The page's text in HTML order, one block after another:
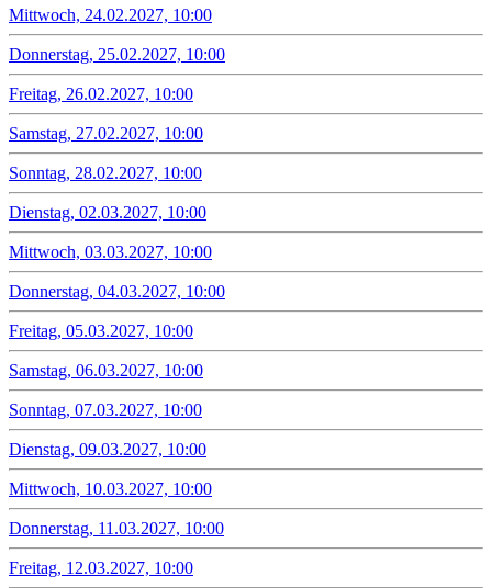
Mittwoch, 24.02.2027, 10:00
Donnerstag, 25.02.2027, 10:00
Freitag, 26.02.2027, 10:00
Samstag, 27.02.2027, 10:00
Sonntag, 28.02.2027, 10:00
Dienstag, 02.03.2027, 10:00
Mittwoch, 03.03.2027, 10:00
Donnerstag, 04.03.2027, 10:00
Freitag, 05.03.2027, 10:00
Samstag, 06.03.2027, 10:00
Sonntag, 07.03.2027, 10:00
Dienstag, 09.03.2027, 10:00
Mittwoch, 10.03.2027, 10:00
Donnerstag, 11.03.2027, 10:00
Freitag, 12.03.2027, 10:00